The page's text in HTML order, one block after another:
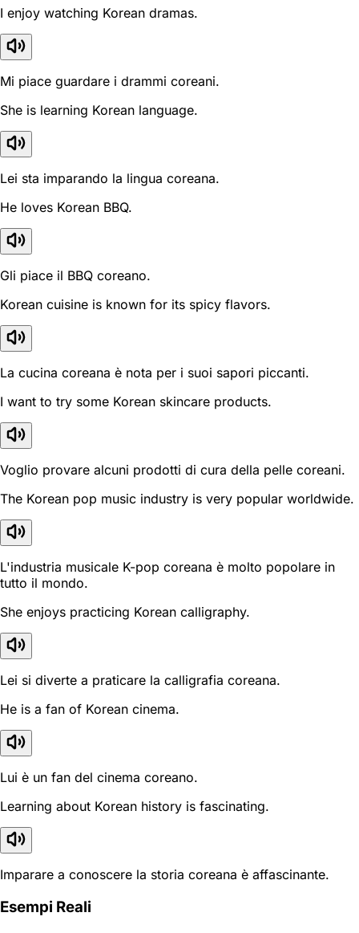
I enjoy watching Korean dramas.
Mi piace guardare i drammi coreani.
She is learning Korean language.
Lei sta imparando la lingua coreana.
He loves Korean BBQ.
Gli piace il BBQ coreano.
Korean cuisine is known for its spicy flavors.
La cucina coreana è nota per i suoi sapori piccanti.
I want to try some Korean skincare products.
Voglio provare alcuni prodotti di cura della pelle coreani.
The Korean pop music industry is very popular worldwide.
L'industria musicale K-pop coreana è molto popolare in
tutto il mondo.
She enjoys practicing Korean calligraphy.
Lei si diverte a praticare la calligrafia coreana.
He is a fan of Korean cinema.
Lui è un fan del cinema coreano.
Learning about Korean history is fascinating.
Imparare a conoscere la storia coreana è affascinante.
Esempi Reali